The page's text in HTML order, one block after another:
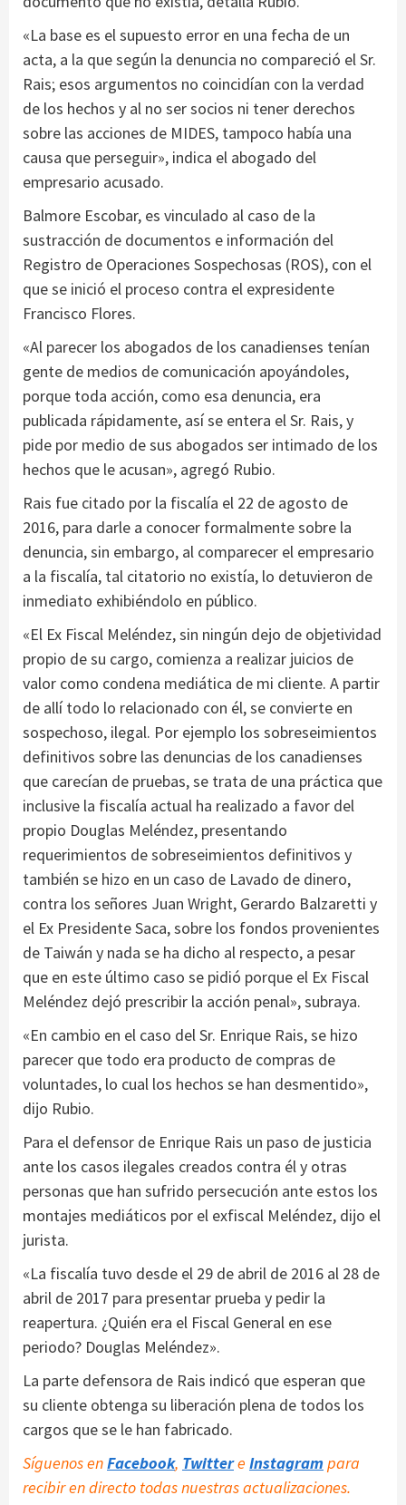
«La base es el supuesto error en una fecha de un
acta, a la que según la denuncia no compareció el Sr.
Rais; esos argumentos no coincidían con la verdad
de los hechos y al no ser socios ni tener derechos
sobre las acciones de MIDES, tampoco había una
causa que perseguir», indica el abogado del
empresario acusado.
Balmore Escobar, es vinculado al caso de la
sustracción de documentos e información del
Registro de Operaciones Sospechosas (ROS), con el
que se inició el proceso contra el expresidente
Francisco Flores.
«Al parecer los abogados de los canadienses tenían
gente de medios de comunicación apoyándoles,
porque toda acción, como esa denuncia, era
publicada rápidamente, así se entera el Sr. Rais, y
pide por medio de sus abogados ser intimado de los
hechos que le acusan», agregó Rubio.
Rais fue citado por la fiscalía el 22 de agosto de
2016, para darle a conocer formalmente sobre la
denuncia, sin embargo, al comparecer el empresario
a la fiscalía, tal citatorio no existía, lo detuvieron de
inmediato exhibiéndolo en público.
«El Ex Fiscal Meléndez, sin ningún dejo de objetividad
propio de su cargo, comienza a realizar juicios de
valor como condena mediática de mi cliente. A partir
de allí todo lo relacionado con él, se convierte en
sospechoso, ilegal. Por ejemplo los sobreseimientos
definitivos sobre las denuncias de los canadienses
que carecían de pruebas, se trata de una práctica que
inclusive la fiscalía actual ha realizado a favor del
propio Douglas Meléndez, presentando
requerimientos de sobreseimientos definitivos y
también se hizo en un caso de Lavado de dinero,
contra los señores Juan Wright, Gerardo Balzaretti y
el Ex Presidente Saca, sobre los fondos provenientes
de Taiwán y nada se ha dicho al respecto, a pesar
que en este último caso se pidió porque el Ex Fiscal
Meléndez dejó prescribir la acción penal», subraya.
«En cambio en el caso del Sr. Enrique Rais, se hizo
parecer que todo era producto de compras de
voluntades, lo cual los hechos se han desmentido»,
dijo Rubio.
Para el defensor de Enrique Rais un paso de justicia
ante los casos ilegales creados contra él y otras
personas que han sufrido persecución ante estos los
montajes mediáticos por el exfiscal Meléndez, dijo el
jurista.
«La fiscalía tuvo desde el 29 de abril de 2016 al 28 de
abril de 2017 para presentar prueba y pedir la
reapertura. ¿Quién era el Fiscal General en ese
periodo? Douglas Meléndez».
La parte defensora de Rais indicó que esperan que
su cliente obtenga su liberación plena de todos los
cargos que se le han fabricado.
Síguenos enFacebook, Twittere Instagram para
recibir en directo todas nuestras actualizaciones.